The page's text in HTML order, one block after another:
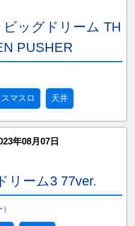
ッグドリーム TH
PUSHER
スマスロ 天井
年08月07日
リーム3 77ver.